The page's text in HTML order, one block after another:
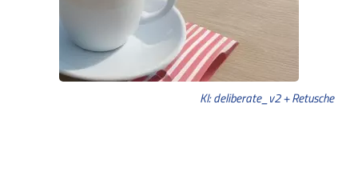
KI: deliberate_v2 + Retusche